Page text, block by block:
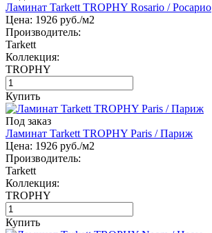
Ламинат Tarkett TROPHY Rosario / Росарио
Цена: 1926 руб./м2
Производитель:
Tarkett
Коллекция:
TROPHY
Купить
Под заказ
Ламинат Tarkett TROPHY Paris / Париж
Цена: 1926 руб./м2
Производитель:
Tarkett
Коллекция:
TROPHY
Купить